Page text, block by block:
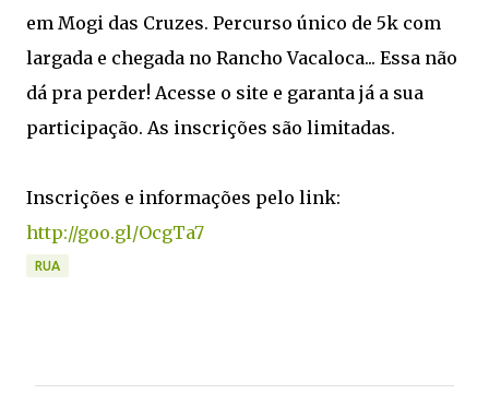
em Mogi das Cruzes. Percurso único de 5k com
largada e chegada no Rancho Vacaloca... Essa não
dá pra perder! Acesse o site e garanta já a sua
participação. As inscrições são limitadas.
Inscrições e informações pelo link:
http://goo.gl/OcgTa7
RUA